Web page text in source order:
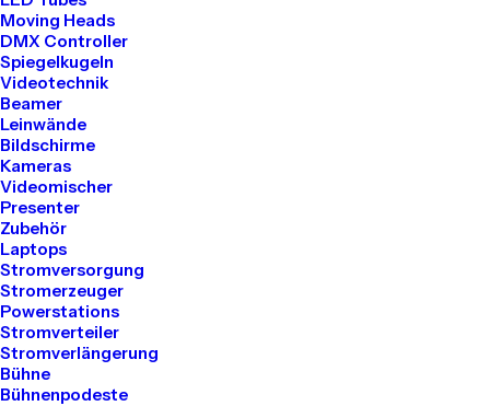
Moving Heads
DMX Controller
Spiegelkugeln
Videotechnik
Beamer
Leinwände
Bildschirme
Kameras
Videomischer
Presenter
Zubehör
Laptops
Stromversorgung
Stromerzeuger
Powerstations
Stromverteiler
Stromverlängerung
Bühne
Bühnenpodeste
Mail: info@akari-audio.de
Unser Standort
Akari Events
Bessemerstraße 80
12013 Berlin